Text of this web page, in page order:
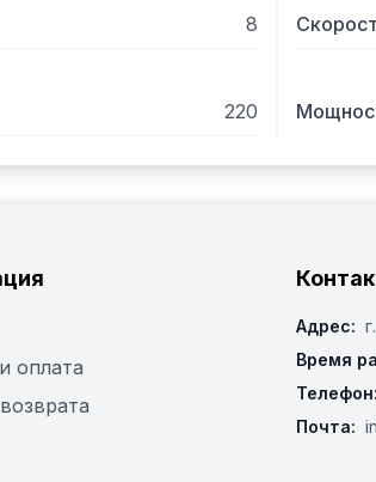
8
220
оплата
Адрес:
Время
Телефон:
Почта: